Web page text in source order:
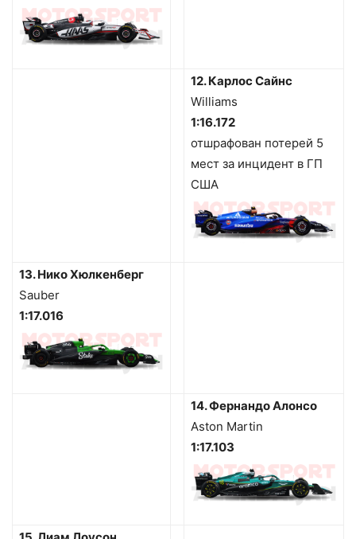
12. Карлос Сайнс
Williams
1:16.172
отшрафован потерей 5
мест за инцидент в ГП
США
13. Нико Хюлкенберг
Sauber
1:17.016
14. Фернандо Алонсо
Aston Martin
1:17.103